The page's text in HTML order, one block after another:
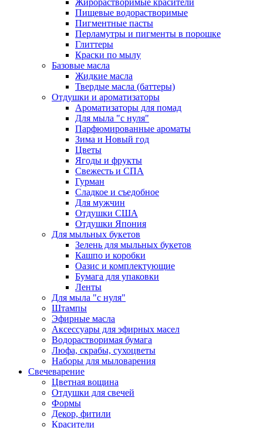
Жирорастворимые красители
Пищевые водорастворимые
Пигментные пасты
Перламутры и пигменты в порошке
Глиттеры
Краски по мылу
Базовые масла
Жидкие масла
Твердые масла (баттеры)
Отдушки и ароматизаторы
Ароматизаторы для помад
Для мыла "с нуля"
Парфюмированные ароматы
Зима и Новый год
Цветы
Ягоды и фрукты
Свежесть и СПА
Гурман
Сладкое и съедобное
Для мужчин
Отдушки США
Отдушки Япония
Для мыльных букетов
Зелень для мыльных букетов
Кашпо и коробки
Оазис и комплектующие
Бумага для упаковки
Ленты
Для мыла "с нуля"
Штампы
Эфирные масла
Аксессуары для эфирных масел
Водорастворимая бумага
Люфа, скрабы, сухоцветы
Наборы для мыловарения
Свечеварение
Цветная вощина
Отдушки для свечей
Формы
Декор, фитили
Красители